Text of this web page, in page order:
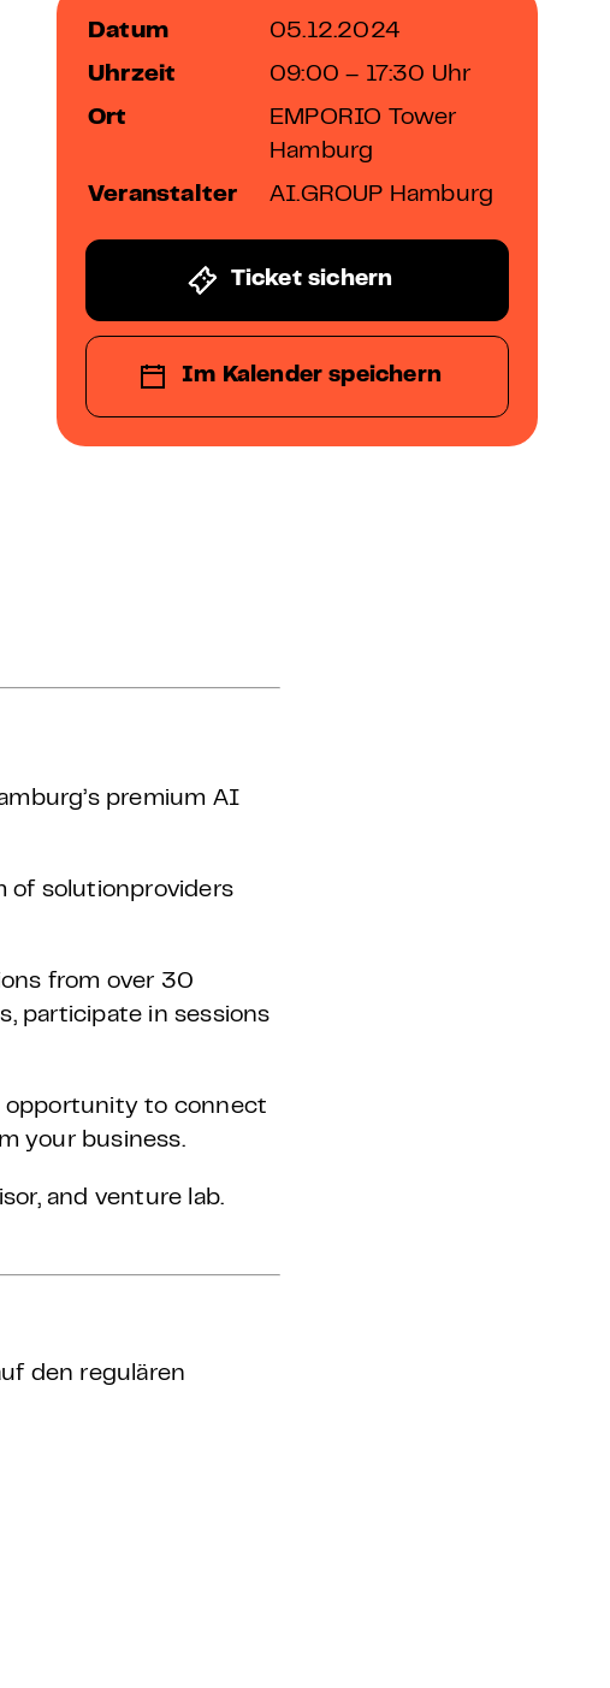
Datum 05.12.2024
Uhrzeit 09:00 – 17:30 Uhr
Ort
EMPORIO Tower
Hamburg
Veranstalter AI.GROUP Hamburg
Ticket sichern
Im Kalender speichern
premium AI
of solutionproviders
from over 30
participate in sessions
opportunity to connect
your business.
and venture lab.
den regulären